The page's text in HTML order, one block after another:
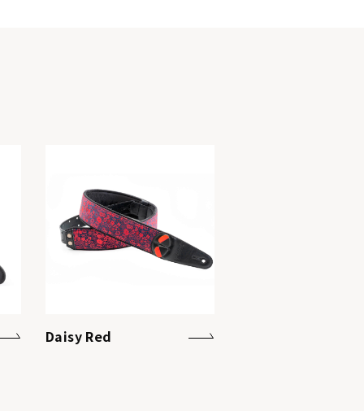
Daisy Red